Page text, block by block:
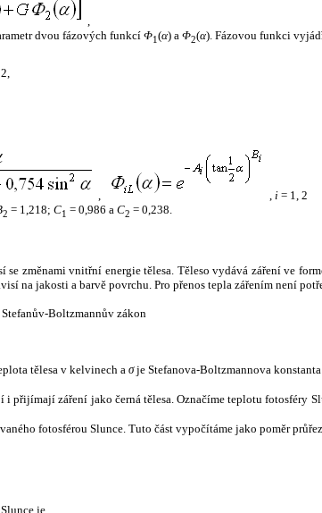
,
dvou fázových funkcí Φ1(α) a Φ2(α). Fázovou funkci
, , i = 1, 2
2 = 1,218; C1 = 0,986 a C2 = 0,238.
se změnami vnitřní energie tělesa. Těleso vydává záření ve
na jakosti a barvě povrchu. Pro přenos tepla zářením není
Boltzmannův zákon
tělesa v kelvinech a σje Stefanova-Boltzmannova
přijímají záření jako černá tělesa. Označíme teplotu fotosféry
fotosférou Slunce. Tuto část vypočítáme jako poměr
je